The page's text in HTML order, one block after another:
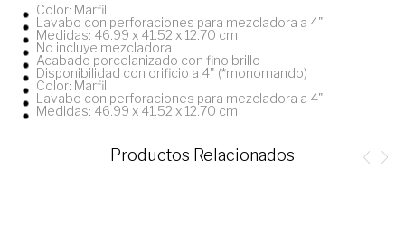
Color: Marfil
Lavabo con perforaciones para mezcladora a 4"
Medidas: 46.99 x 41.52 x 12.70 cm
No incluye mezcladora
Acabado porcelanizado con fino brillo
Disponibilidad con orificio a 4" (*monomando)
Color: Marfil
Lavabo con perforaciones para mezcladora a 4"
Medidas: 46.99 x 41.52 x 12.70 cm
Productos Relacionados